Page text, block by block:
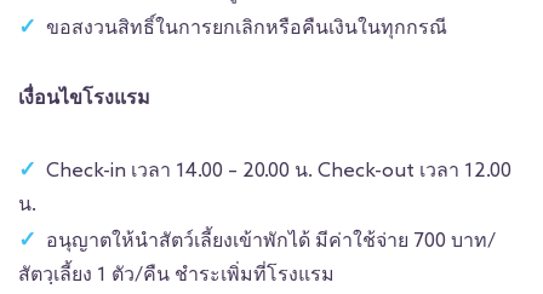
ขอสงวนสิทธิ์ในการยกเลิกหรือคืนเงินในทุกกรณี
เงื่อนไขโรงแรม
Check-in เวลา 14.00 – 20.00 น. Check-out เวลา 12.00
น.
อนุญาตให้นำสัตว์เลี้ยงเข้าพักได้ มีค่าใช้จ่าย 700 บาท/
สัตวฺเลี้ยง 1 ตัว/คืน ชำระเพิ่มที่โรงแรม